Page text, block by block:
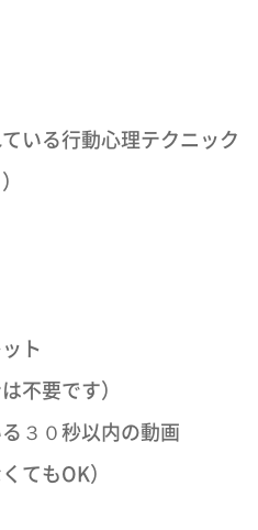
いる行動心理テクニック
ト
不要です）
３０秒以内の動画
てもOK）